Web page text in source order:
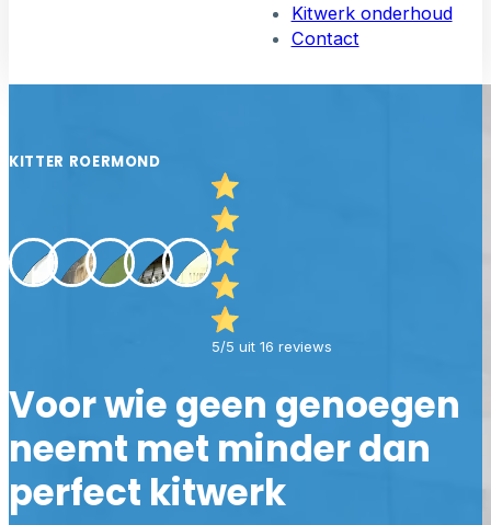
Kitwerk onderhoud
Contact
KITTER ROERMOND
5/5 uit 16 reviews
Voor wie geen genoegen
neemt met minder dan
perfect kitwerk